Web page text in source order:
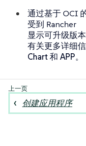
通过基于 OCI
受到 Rancher
显示可升级版
有关更多详细
Chart 和 APP。
创建应用程序